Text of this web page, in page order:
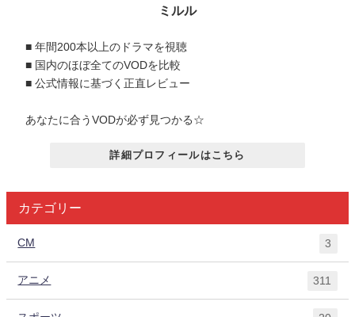
ミルル
■ 年間200本以上のドラマを視聴
■ 国内のほぼ全てのVODを比較
■ 公式情報に基づく正直レビュー
あなたに合うVODが必ず見つかる☆
詳細プロフィールはこちら
カテゴリー
CM 3
アニメ 311